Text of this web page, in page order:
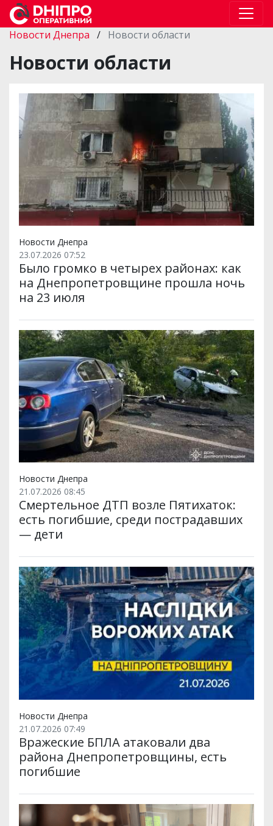
Новости Днепра / Новости области
Новости области
Новости Днепра
23.07.2026 07:52
Было громко в четырех районах: как
на Днепропетровщине прошла ночь
на 23 июля
Новости Днепра
21.07.2026 08:45
Смертельное ДТП возле Пятихаток:
есть погибшие, среди пострадавших
— дети
Новости Днепра
21.07.2026 07:49
Вражеские БПЛА атаковали два
района Днепропетровщины, есть
погибшие